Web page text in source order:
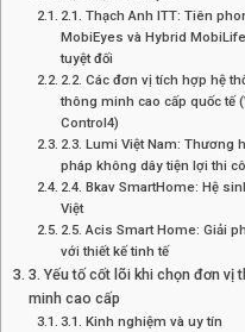
2.1. Thạch Anh ITT: Tiên
MobiEyes và Hybrid
tuyệt đối
2.2. Các đơn vị tích hợp hệ
thông minh cao cấp quốc tế
Control4)
2.3. Lumi Việt Nam: Thương
pháp không dây tiện lợi thi
2.4. Bkav SmartHome: Hệ
Việt
2.5. Acis Smart Home: Giải
với thiết kế tinh tế
3. Yếu tố cốt lõi khi chọn đơn vị
minh cao cấp
3.1. Kinh nghiệm và uy tín